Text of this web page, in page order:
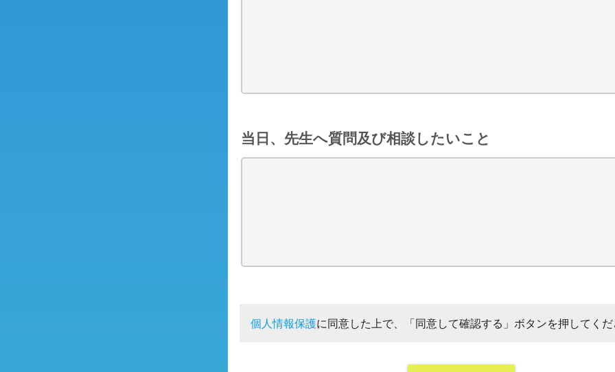
当日、先生へ質問及び相談したいこと
個人情報保護に同意した上で、「同意して確認する」ボタンを押してく